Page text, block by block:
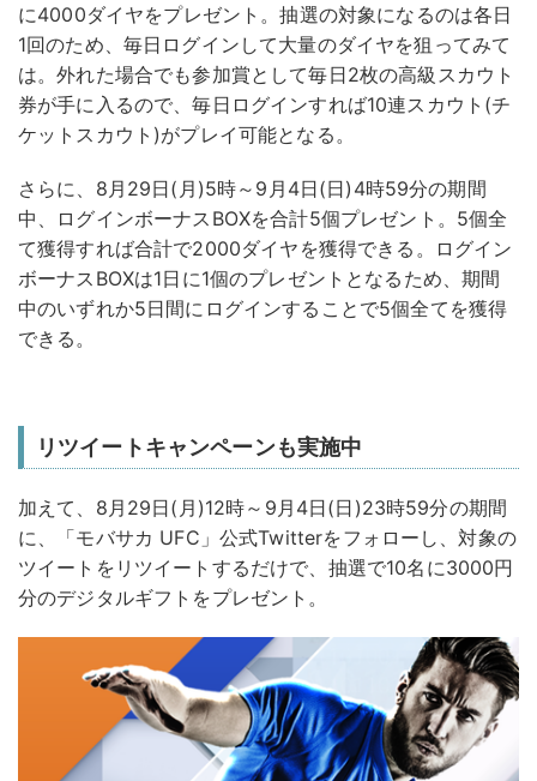
に4000ダイヤをプレゼント。抽選の対象になるのは各日
1回のため、毎日ログインして大量のダイヤを狙ってみて
は。外れた場合でも参加賞として毎日2枚の高級スカウト
券が手に入るので、毎日ログインすれば10連スカウト(チ
ケットスカウト)がプレイ可能となる。
さらに、8月29日(月)5時～9月4日(日)4時59分の期間
中、ログインボーナスBOXを合計5個プレゼント。5個全
て獲得すれば合計で2000ダイヤを獲得できる。ログイン
ボーナスBOXは1日に1個のプレゼントとなるため、期間
中のいずれか5日間にログインすることで5個全てを獲得
できる。
リツイートキャンペーンも実施中
加えて、8月29日(月)12時～9月4日(日)23時59分の期間
に、「モバサカ UFC」公式Twitterをフォローし、対象の
ツイートをリツイートするだけで、抽選で10名に3000円
分のデジタルギフトをプレゼント。